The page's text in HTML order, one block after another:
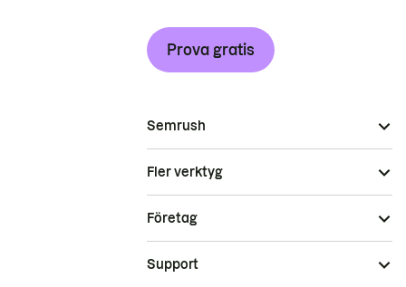
Prova gratis
Semrush
Fler verktyg
Företag
Support